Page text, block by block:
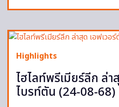
Highlights
ไฮไลท์พรีเมียร์ลีก ล่า
ไบรท์ตัน (24-08-68)